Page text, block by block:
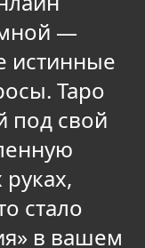
мной —
истинные
Таро
под свой
стало
в вашем